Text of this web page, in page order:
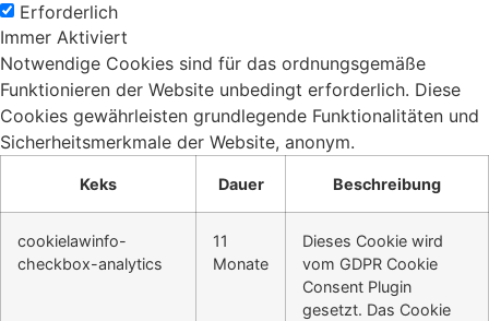
Erforderlich
Immer Aktiviert
Notwendige Cookies sind für das ordnungsgemäße
Funktionieren der Website unbedingt erforderlich. Diese
Cookies gewährleisten grundlegende Funktionalitäten und
Sicherheitsmerkmale der Website, anonym.
Keks Dauer Beschreibung
cookielawinfo-
checkbox-analytics
11
Monate
Dieses Cookie wird
vom GDPR Cookie
Consent Plugin
gesetzt. Das Cookie